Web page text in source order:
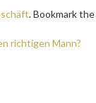
. Bookmark the
richtigen Mann?